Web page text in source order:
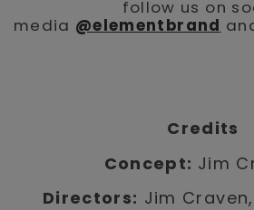
follow us on
media @elementbrand
Credits
Concept: Jim
Directors: Jim Craven,